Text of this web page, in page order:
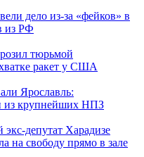
дело из-за «фейков» в
из РФ
тюрьмой
ракет у США
Ярославль:
из крупнейших НПЗ
депутат Харадизе
на свободу прямо в зале